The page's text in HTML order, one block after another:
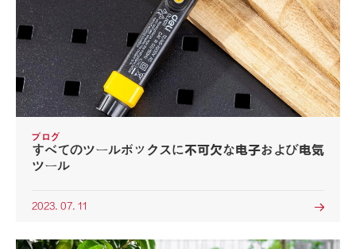
ブログ
すべてのツールボックスに不可欠な电子および电気
ツール
2023. 07. 11 